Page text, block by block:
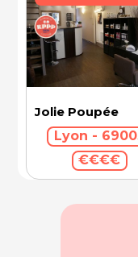
Jolie Poupée
Lyon -
€€€€